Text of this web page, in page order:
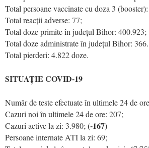
Total persoane vaccinate cu doza 3
Total reacții adverse: 77;
Total doze primite în județul Bihor: 400.923;
Total doze administrate în județul Bihor:
Total pierderi: 4.822 doze.
SITUAȚIE COVID-19
Număr de teste efectuate în ultimele 24 de
Cazuri noi în ultimele 24 de ore: 207;
Cazuri active la zi: 3.980; (-167)
Persoane internate ATI la zi: 69;